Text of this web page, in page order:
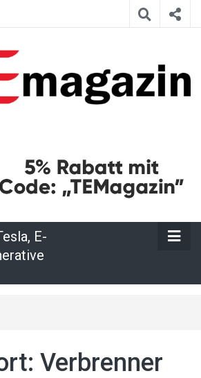
– Tesla, E-
Mobilität,
Regenerative
Energien
E-
Verbrenner